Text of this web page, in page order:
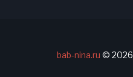
bab-nina.ru © 2026